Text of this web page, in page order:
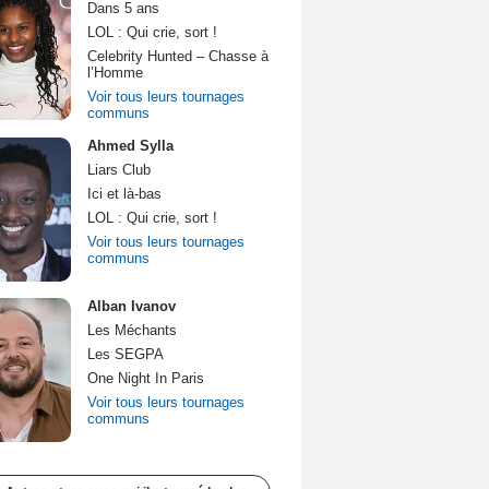
Dans 5 ans
LOL : Qui crie, sort !
Celebrity Hunted – Chasse à
l’Homme
Voir tous leurs tournages
communs
Ahmed Sylla
Liars Club
Ici et là-bas
LOL : Qui crie, sort !
Voir tous leurs tournages
communs
Alban Ivanov
Les Méchants
Les SEGPA
One Night In Paris
Voir tous leurs tournages
communs